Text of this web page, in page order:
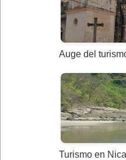
Auge del
Turismo en